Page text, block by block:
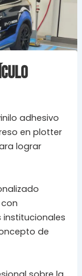
adhesivo
en plotter
lograr
institucionales
de